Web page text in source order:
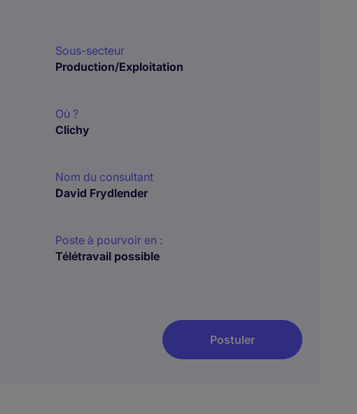
Sous-secteur
Production/Exploitation
Où ?
Clichy
Nom du consultant
David Frydlender
Poste à pourvoir en :
Télétravail possible
Postuler